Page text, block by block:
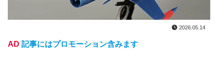
2026.05.14
AD 記事にはプロモーション含みます